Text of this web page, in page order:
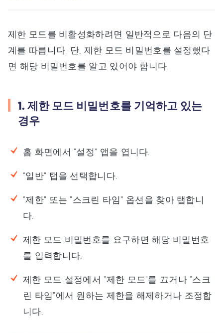
제한 모드를 비활성화하려면 일반적으로 다음의 단
계를 따릅니다. 단, 제한 모드 비밀번호를 설정했다
면 해당 비밀번호를 알고 있어야 합니다.
1. 제한 모드 비밀번호를 기억하고 있는
경우
홈 화면에서 "설정" 앱을 엽니다.
"일반" 탭을 선택합니다.
"제한" 또는 "스크린 타임" 옵션을 찾아 탭합니
다.
제한 모드 비밀번호를 요구하면 해당 비밀번호
를 입력합니다.
제한 모드 설정에서 "제한 모드"를 끄거나 "스크
린 타임"에서 원하는 제한을 해제하거나 조정합
니다.